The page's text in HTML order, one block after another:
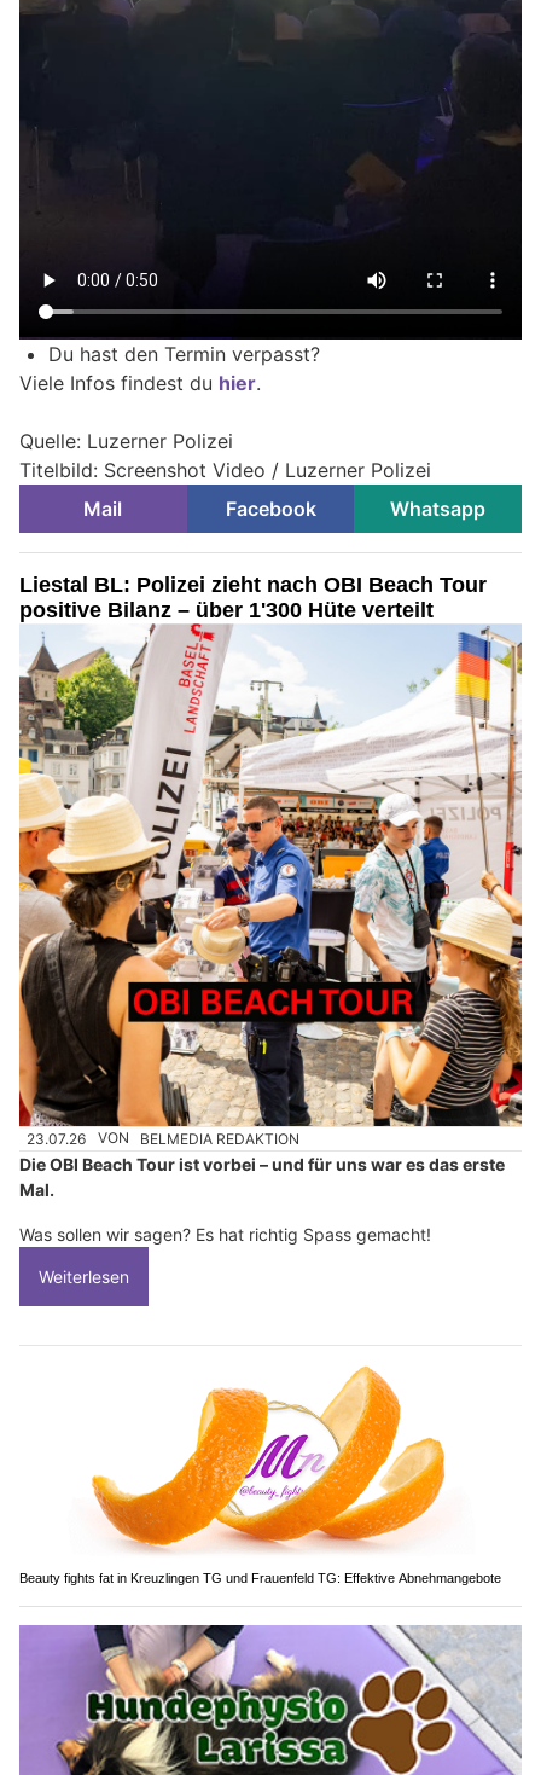
Du hast den Termin verpasst?
Viele Infos findest du hier.
Quelle: Luzerner Polizei
Titelbild: Screenshot Video / Luzerner Polizei
Mail
Facebook Whatsapp
Liestal BL: Polizei zieht nach OBI Beach Tour
positive Bilanz – über 1'300 Hüte verteilt
23.07.26 VON BELMEDIA REDAKTION
Die OBI Beach Tour ist vorbei – und für uns war es das erste
Mal.
Was sollen wir sagen? Es hat richtig Spass gemacht!
Weiterlesen
Beauty fights fat in Kreuzlingen TG und Frauenfeld TG: Effektive Abnehmangebote